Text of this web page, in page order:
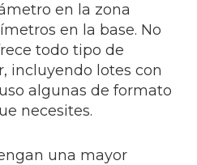
en la zona
en la base. No
todo tipo de
incluyendo lotes con
algunas de formato
necesites.
una mayor